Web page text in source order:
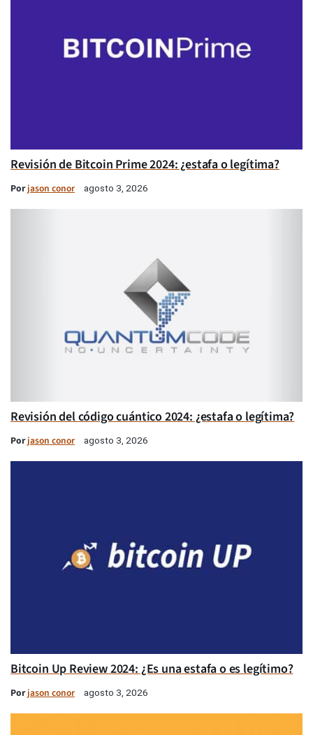
Revisión de Bitcoin Prime 2024: ¿estafa o legítima?
Porjason conor agosto 3, 2026
Revisión del código cuántico 2024: ¿estafa o legítima?
Porjason conor agosto 3, 2026
Bitcoin Up Review 2024: ¿Es una estafa o es legítimo?
Porjason conor agosto 3, 2026